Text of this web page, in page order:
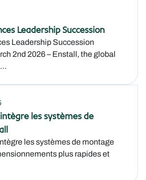
Leadership Succession
Leadership Succession
2nd 2026 – Enstall, the global
les systèmes de
les systèmes de montage
plus rapides et